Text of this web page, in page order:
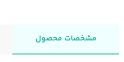
مشخصات محصول